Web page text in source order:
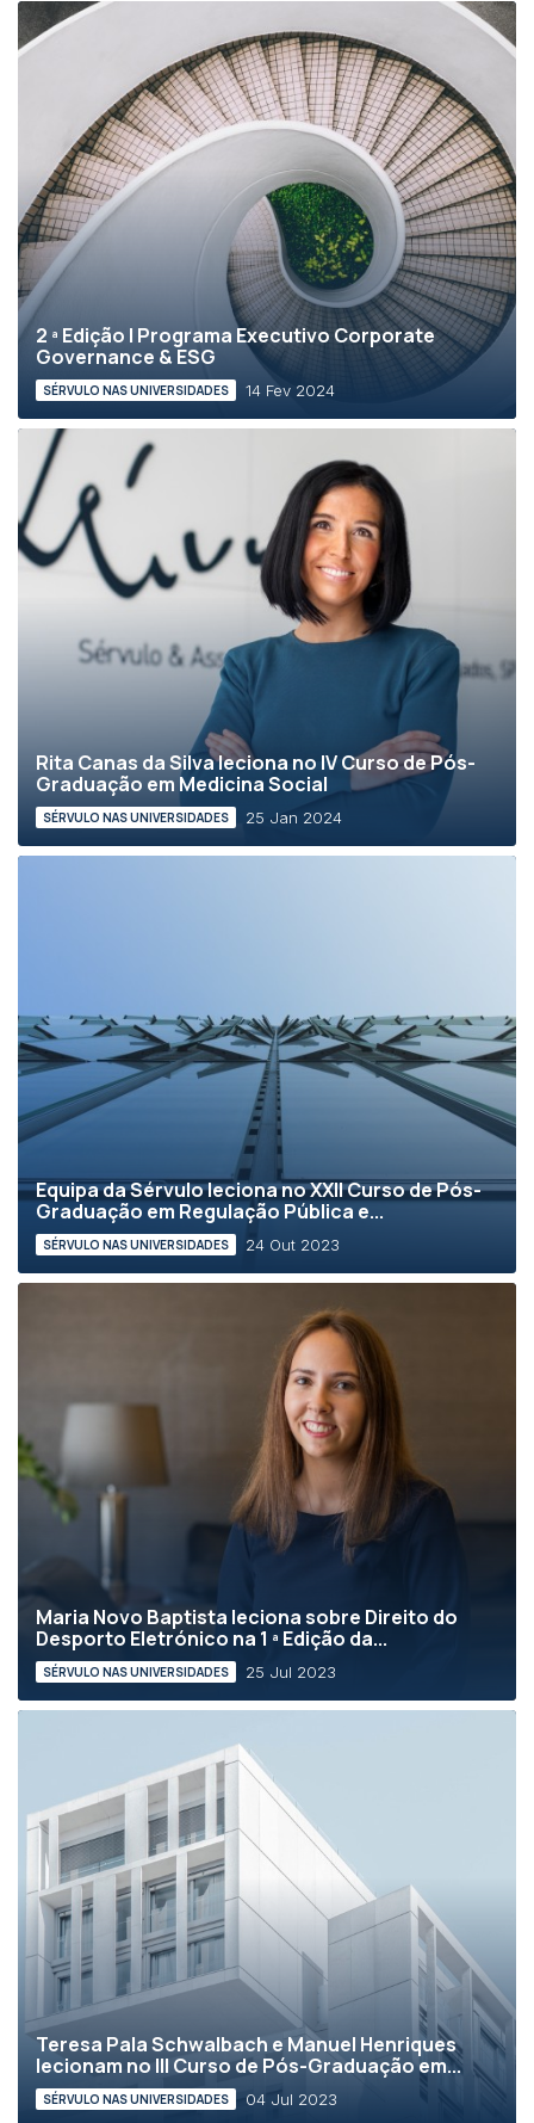
2 ª Edição | Programa Executivo Corporate
Governance & ESG
SÉRVULO NAS UNIVERSIDADES 14 Fev 2024
Rita Canas da Silva leciona no IV Curso de Pós-
Graduação em Medicina Social
SÉRVULO NAS UNIVERSIDADES 25 Jan 2024
Equipa da Sérvulo leciona no XXII Curso de Pós-
Graduação em Regulação Pública e...
SÉRVULO NAS UNIVERSIDADES 24 Out 2023
Maria Novo Baptista leciona sobre Direito do
Desporto Eletrónico na 1 ª Edição da...
SÉRVULO NAS UNIVERSIDADES 25 Jul 2023
Teresa Pala Schwalbach e Manuel Henriques
lecionam no III Curso de Pós-Graduação em...
SÉRVULO NAS UNIVERSIDADES 04 Jul 2023